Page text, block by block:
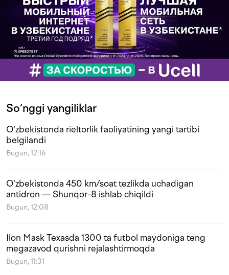
So‘nggi yangiliklar
O‘zbekistonda rieltorlik faoliyatining yangi tartibi
belgilandi
Bugun, 12:16
O‘zbekistonda 450 km/soat tezlikda uchadigan
antidron — Shunqor-8 ishlab chiqildi
Bugun, 12:08
Ilon Mask Texasda 1300 ta futbol maydoniga teng
megazavod qurishni rejalashtirmoqda
Bugun, 11:31